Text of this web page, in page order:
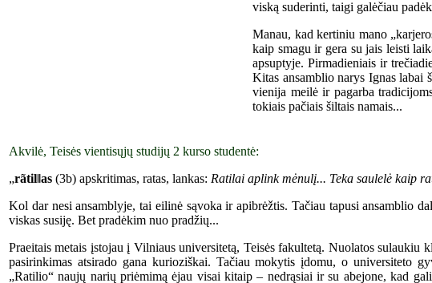
viską suderinti, taigi galėčiau
Manau, kad kertiniu mano
kaip smagu ir gera su jais leisti
apsuptyje. Pirmadieniais ir
Kitas ansamblio narys Ignas labai
vienija meilė ir pagarba
tokiais pačiais šiltais namais...
Akvilė, Teisės vientisųjų studijų 2 kurso studentė:
„rãtil‖as (3b) apskritimas, ratas, lankas: Ratilai aplink mėnulį... Teka saulelė kaip
Kol dar nesi ansamblyje, tai eilinė sąvoka ir apibrėžtis. Tačiau tapusi ansamblio
viskas susiję. Bet pradėkim nuo pradžių...
Praeitais metais įstojau į Vilniaus universitetą, Teisės fakultetą. Nuolatos
pasirinkimas atsirado gana kurioziškai. Tačiau mokytis įdomu, o universiteto
„Ratilio“ naujų narių priėmimą ėjau visai kitaip – nedrąsiai ir su abejone, kad